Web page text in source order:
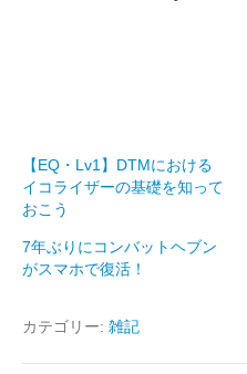
【EQ・Lv1】DTMにおける
イコライザーの基礎を知って
おこう
7年ぶりにコンバットヘブン
がスマホで復活！
カテゴリー: 雑記